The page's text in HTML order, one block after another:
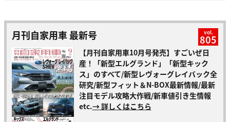
月刊自家用車 最新号 vol.
805
【月刊自家用車10月号発売】すごいぜ日
産！「新型エルグランド」「新型キック
ス」のすべて/新型レヴォーグレイバック全
研究/新型フィット＆N-BOX最新情報/最新
注目モデル攻略大作戦/新車値引き生情報
etc.→ 詳しくはこちら